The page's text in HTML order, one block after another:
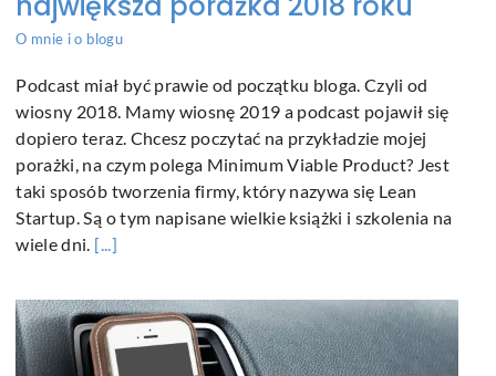
O mnie i o blogu
Podcast miał być prawie od początku bloga. Czyli od
wiosny 2018. Mamy wiosnę 2019 a podcast pojawił się
dopiero teraz. Chcesz poczytać na przykładzie mojej
porażki, na czym polega Minimum Viable Product? Jest
taki sposób tworzenia firmy, który nazywa się Lean
Startup. Są o tym napisane wielkie książki i szkolenia na
wiele dni. [...]